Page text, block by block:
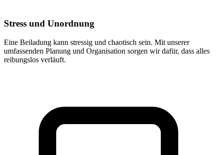
Stress und Unordnung
Eine Beiladung kann stressig und chaotisch sein. Mit unserer
umfassenden Planung und Organisation sorgen wir dafür, dass alles
reibungslos verläuft.